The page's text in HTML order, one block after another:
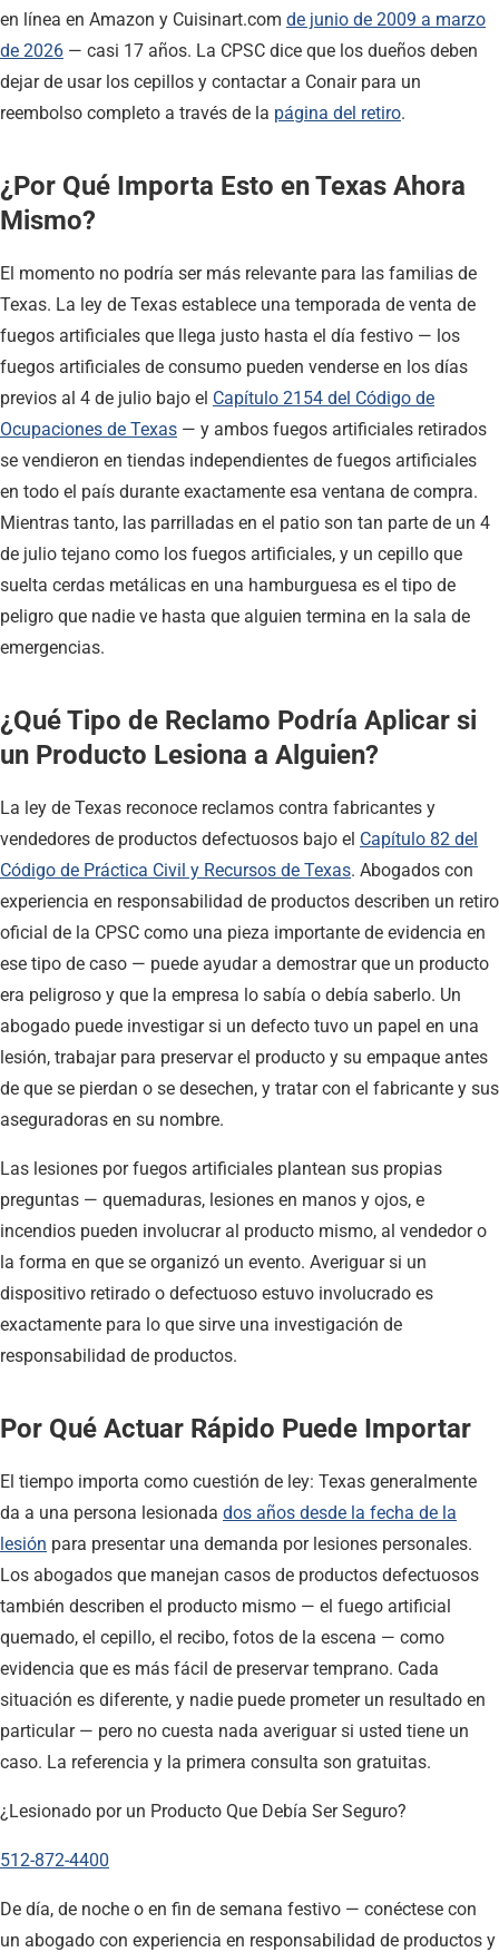
en línea en Amazon y Cuisinart.com de junio de 2009 a marzo
de 2026 — casi 17 años. La CPSC dice que los dueños deben
dejar de usar los cepillos y contactar a Conair para un
reembolso completo a través de la página del retiro.
¿Por Qué Importa Esto en Texas Ahora
Mismo?
El momento no podría ser más relevante para las familias de
Texas. La ley de Texas establece una temporada de venta de
fuegos artificiales que llega justo hasta el día festivo — los
fuegos artificiales de consumo pueden venderse en los días
previos al 4 de julio bajo el Capítulo 2154 del Código de
Ocupaciones de Texas — y ambos fuegos artificiales retirados
se vendieron en tiendas independientes de fuegos artificiales
en todo el país durante exactamente esa ventana de compra.
Mientras tanto, las parrilladas en el patio son tan parte de un 4
de julio tejano como los fuegos artificiales, y un cepillo que
suelta cerdas metálicas en una hamburguesa es el tipo de
peligro que nadie ve hasta que alguien termina en la sala de
emergencias.
¿Qué Tipo de Reclamo Podría Aplicar si
un Producto Lesiona a Alguien?
La ley de Texas reconoce reclamos contra fabricantes y
vendedores de productos defectuosos bajo el Capítulo 82 del
Código de Práctica Civil y Recursos de Texas. Abogados con
experiencia en responsabilidad de productos describen un retiro
oficial de la CPSC como una pieza importante de evidencia en
ese tipo de caso — puede ayudar a demostrar que un producto
era peligroso y que la empresa lo sabía o debía saberlo. Un
abogado puede investigar si un defecto tuvo un papel en una
lesión, trabajar para preservar el producto y su empaque antes
de que se pierdan o se desechen, y tratar con el fabricante y sus
aseguradoras en su nombre.
Las lesiones por fuegos artificiales plantean sus propias
preguntas — quemaduras, lesiones en manos y ojos, e
incendios pueden involucrar al producto mismo, al vendedor o
la forma en que se organizó un evento. Averiguar si un
dispositivo retirado o defectuoso estuvo involucrado es
exactamente para lo que sirve una investigación de
responsabilidad de productos.
Por Qué Actuar Rápido Puede Importar
El tiempo importa como cuestión de ley: Texas generalmente
da a una persona lesionada dos años desde la fecha de la
lesión para presentar una demanda por lesiones personales.
Los abogados que manejan casos de productos defectuosos
también describen el producto mismo — el fuego artificial
quemado, el cepillo, el recibo, fotos de la escena — como
evidencia que es más fácil de preservar temprano. Cada
situación es diferente, y nadie puede prometer un resultado en
particular — pero no cuesta nada averiguar si usted tiene un
caso. La referencia y la primera consulta son gratuitas.
¿Lesionado por un Producto Que Debía Ser Seguro?
512-872-4400
De día, de noche o en fin de semana festivo — conéctese con
un abogado con experiencia en responsabilidad de productos y